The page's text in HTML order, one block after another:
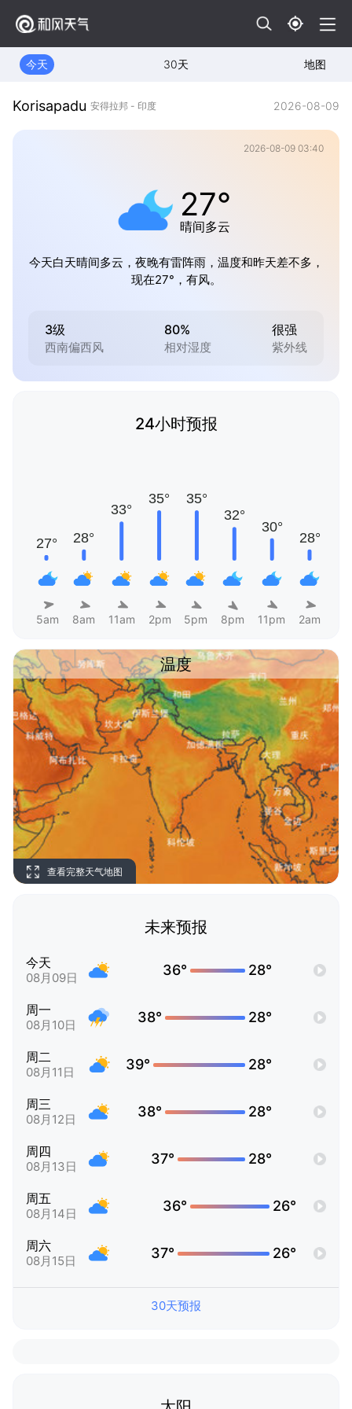
今天 30天 地图
Korisapadu 安得拉邦 - 印度 2026-08-09
2026-08-09 03:40
27°
晴间多云
今天白天晴间多云，夜晚有雷阵雨，温度和昨天差不多，
现在27°，有风。
3级
西南偏西风
80%
相对湿度
很强
紫外线
24小时预报
5am 8am 11am 2pm 5pm 8pm 11pm 2am
温度
查看完整天气地图
未来预报
今天
08月09日 36° 28°
周一
08月10日 38° 28°
周二
08月11日 39° 28°
周三
08月12日 38° 28°
周四
08月13日 37° 28°
周五
08月14日 36° 26°
周六
08月15日 37° 26°
30天预报